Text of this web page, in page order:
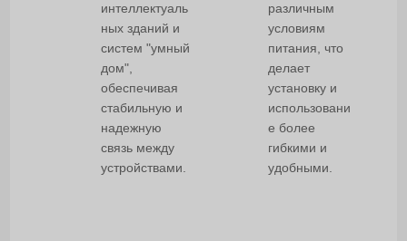
интеллектуаль
ных зданий и
систем "умный
дом",
обеспечивая
стабильную и
надежную
связь между
устройствами.
различным
условиям
питания, что
делает
установку и
использовани
е более
гибкими и
удобными.